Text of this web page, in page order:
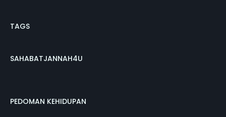
TAGS
SAHABATJANNAH4U
PEDOMAN KEHIDUPAN